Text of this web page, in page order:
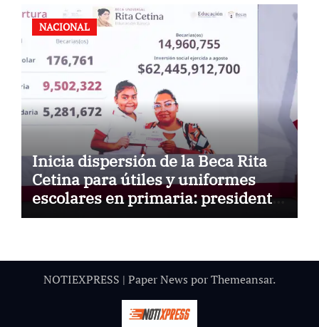
NACIONAL
Inicia dispersión de la Beca Rita
Cetina para útiles y uniformes
escolares en primaria: presidenta
Claudia Sheinbaum
NOTIEXPRESS | Paper News porThemeansar.